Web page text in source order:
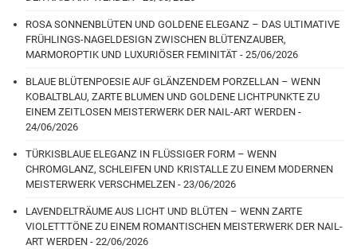
ROSA SONNENBLÜTEN UND GOLDENE ELEGANZ – DAS ULTIMATIVE
FRÜHLINGS-NAGELDESIGN ZWISCHEN BLÜTENZAUBER,
MARMOROPTIK UND LUXURIÖSER FEMINITÄT - 25/06/2026
BLAUE BLÜTENPOESIE AUF GLÄNZENDEM PORZELLAN – WENN
KOBALTBLAU, ZARTE BLUMEN UND GOLDENE LICHTPUNKTE ZU
EINEM ZEITLOSEN MEISTERWERK DER NAIL-ART WERDEN -
24/06/2026
TÜRKISBLAUE ELEGANZ IN FLÜSSIGER FORM – WENN
CHROMGLANZ, SCHLEIFEN UND KRISTALLE ZU EINEM MODERNEN
MEISTERWERK VERSCHMELZEN - 23/06/2026
LAVENDELTRÄUME AUS LICHT UND BLÜTEN – WENN ZARTE
VIOLETTTÖNE ZU EINEM ROMANTISCHEN MEISTERWERK DER NAIL-
ART WERDEN - 22/06/2026